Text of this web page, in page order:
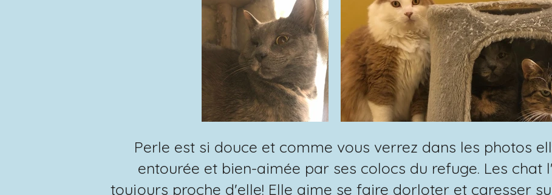
Perle est si douce et comme vous verrez dans les photos
entourée et bien-aimée par ses colocs du refuge. Les chat
toujours proche d'elle! Elle aime se faire dorloter et caresser